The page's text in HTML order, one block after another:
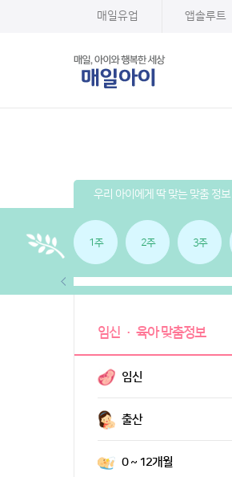
매일유업 앱솔루트
우리 아이에게 딱 맞는 맞춤 정보
1주 2주 3주
임신 · 육아 맞춤정보
임신
출산
0 ~ 12개월